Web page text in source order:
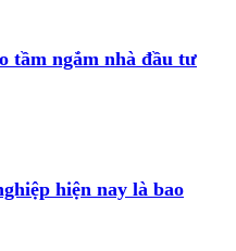
tầm ngắm nhà đầu tư
hiện nay là bao